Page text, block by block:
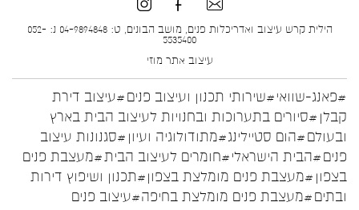
הילית קרש עיצוב ואדריכלות פנים, מושב הבונים, ט: 04-9894848 נ: 052-
5535400
עיצוב אתר מוזי
#פאנג-שוואי#שירותי תכנון ועיצוב פנים#עיצוב דירת
קבלן #סיורים בתערוכות ובחנויות לעיצוב הבית בארץ
ובעולם#הום סטיילינג#מתודולוגיה ועיון #סגנונות עיצוב
פנים#הבית הישראלי#חומרים לעיצוב הבית#מעצבת פנים
בצפון #מעצבת פנים מומלצת בצפון#תכנון ושיפוץ דירות
ובתים#מעצבת פנים מומלצת בחיפה#עיצוב פנים